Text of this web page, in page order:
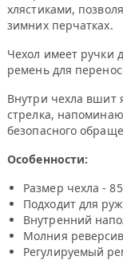
хлястиками,
зимних перчатках.
Чехол имеет ручки
ремень для
Внутри чехла вшит
стрелка,
безопасного
Особенности:
Размер чехла -
Подходит для
Внутренний
Молния
Регулируемый